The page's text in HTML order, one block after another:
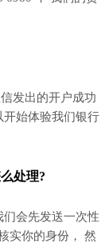
发出的开户成功
始体验我们银行
处理?
会先发送一次性
实你的身份， 然